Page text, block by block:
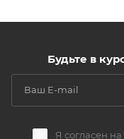
Будьте в
Я согласен на